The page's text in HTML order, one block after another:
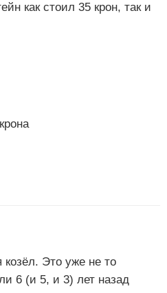
как стоил 35 крон, так и
козёл. Это уже не то
6 (и 5, и 3) лет назад